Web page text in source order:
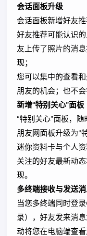
会话面板升级
会话面板新增好友
好友推荐可能认识
友上传了照片的消
现；
您可以集中的查看
朋友的机会；也不
新增“特别关心”面板
“特别关心”面板，随
朋友网面板升级为“
迷你资料卡与个人
关注的好友最新动
现。
多终端接收与发送
当您多终端同时登
录），好友发来消
动将您在电脑端查